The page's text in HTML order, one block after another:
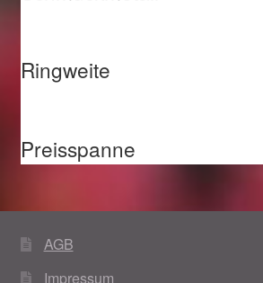
Ringweite
Preisspanne
AGB
Impressum